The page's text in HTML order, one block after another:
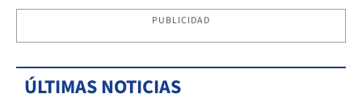
PUBLICIDAD
ÚLTIMAS NOTICIAS